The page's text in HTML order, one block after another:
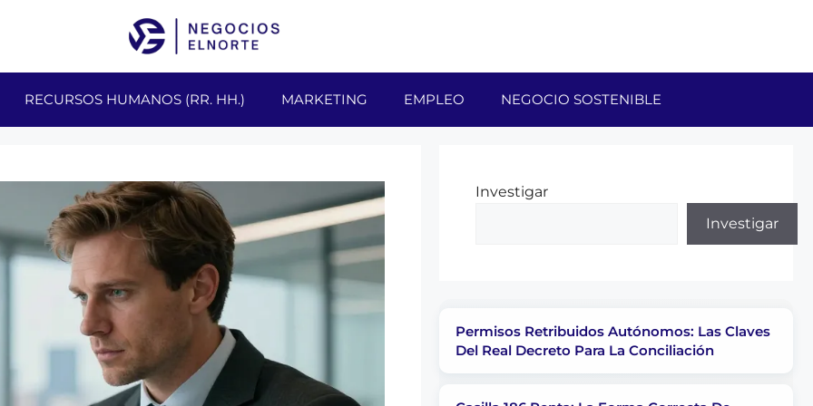
RECURSOS HUMANOS (RR. HH.) MARKETING EMPLEO NEGOCIO SOSTENIBLE
Investigar
Investigar
Permisos Retribuidos Autónomos: Las Claves
Del Real Decreto Para La Conciliación